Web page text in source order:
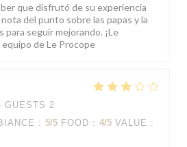
que disfrutó de su experiencia
del punto sobre las papas y la
para seguir mejorando. ¡Le
de Le Procope
GUESTS 2
: 5/5 FOOD : 4/5 VALUE :